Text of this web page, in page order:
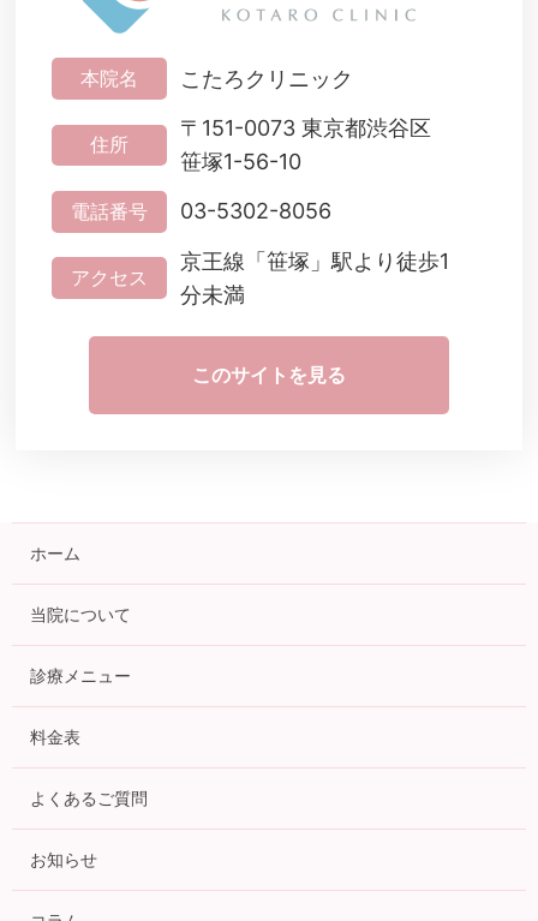
本院名 こたろクリニック
住所
〒151-0073 東京都渋谷区
笹塚1-56-10
電話番号 03-5302-8056
アクセス
京王線「笹塚」駅より徒歩1
分未満
このサイトを見る
ホーム
当院について
診療メニュー
料金表
よくあるご質問
お知らせ